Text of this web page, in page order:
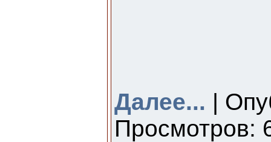
Далее... |
Просмотров: